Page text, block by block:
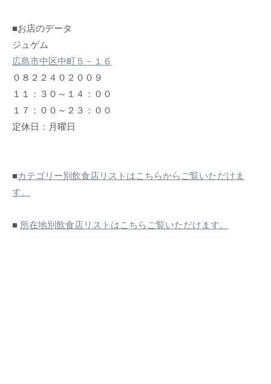
■お店のデータ
ジュゲム
広島市中区中町５－１６
０８２２４０２００９
１１：３０～１４：００
１７：００～２３：００
定休日：月曜日
■カテゴリー別飲食店リストはこちらからご覧いただけま
す。
■ 所在地別飲食店リストはこちらご覧いただけます。